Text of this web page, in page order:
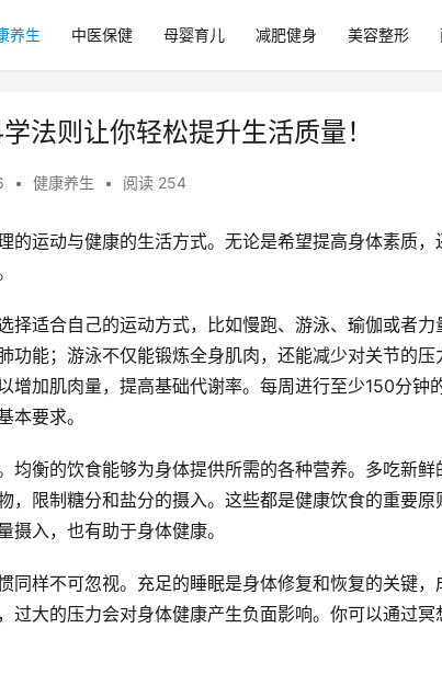
养生 中医保健 母婴育儿 减肥健身 美容整形
法则让你轻松提升生活质量！
• 健康养生 • 阅读 254
的运动与健康的生活方式。无论是希望提高身体素质
择适合自己的运动方式，比如慢跑、游泳、瑜伽或者
功能；游泳不仅能锻炼全身肌肉，还能减少对关节的
增加肌肉量，提高基础代谢率。每周进行至少150分钟
本要求。
均衡的饮食能够为身体提供所需的各种营养。多吃新
，限制糖分和盐分的摄入。这些都是健康饮食的重要
入，也有助于身体健康。
同样不可忽视。充足的睡眠是身体修复和恢复的关键
过大的压力会对身体健康产生负面影响。你可以通过